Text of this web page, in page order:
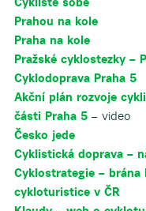
Prahou na kole
Praha na kole
Pražské cyklostezky –
Cyklodoprava Praha 5
Akční plán rozvoje
části Praha 5– video
Česko jede
Cyklistická doprava –
Cyklostrategie –
cykloturistice v ČR